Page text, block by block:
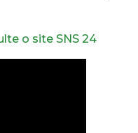
o site SNS 24